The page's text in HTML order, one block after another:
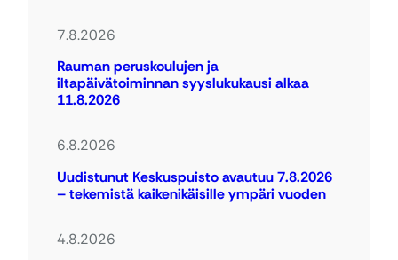
7.8.2026
Rauman peruskoulujen ja
iltapäivätoiminnan syyslukukausi alkaa
11.8.2026
6.8.2026
Uudistunut Keskuspuisto avautuu 7.8.2026
– tekemistä kaikenikäisille ympäri vuoden
4.8.2026